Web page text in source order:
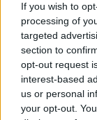
If you wish to
processing of
targeted
section to
opt-out request
interest-based
us or personal
your opt-out.